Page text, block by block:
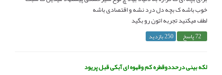
خوب باشه ک بچه دل درد نشه و اقتصادی باشه
لطف میکنید تجربه اتون رو بگید
72 پاسخ 250 بازدید
لکه بینی درحددوقطره کم وقهوه ای آبکی قبل پریود